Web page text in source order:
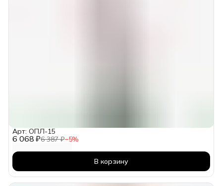
6 068 ₽6 387 ₽−5%
Арт: ОПЛ-15
В корзину